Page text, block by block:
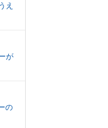
え
が
の